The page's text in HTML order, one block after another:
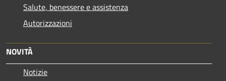
Salute, benessere e assistenza
Autorizzazioni
NOVITÀ
Notizie